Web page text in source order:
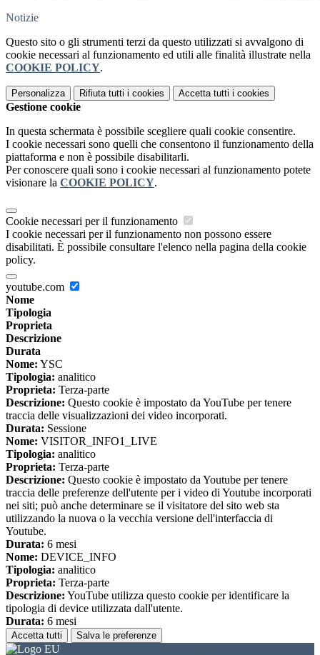
Notizie
Questo sito o gli strumenti terzi da questo utilizzati si avvalgono di
cookie necessari al funzionamento ed utili alle finalità illustrate nella
COOKIE POLICY.
Personalizza Rifiuta tutti i cookies Accetta tutti i cookies
Gestione cookie
In questa schermata è possibile scegliere quali cookie consentire.
I cookie necessari sono quelli che consentono il funzionamento della
piattaforma e non è possibile disabilitarli.
Per conoscere quali sono i cookie necessari al funzionamento potete
visionare la COOKIE POLICY.
Cookie necessari per il funzionamento
I cookie necessari per il funzionamento non possono essere
disabilitati. È possibile consultare l'elenco nella pagina della cookie
policy.
youtube.com
Nome
Tipologia
Proprieta
Descrizione
Durata
Nome: YSC
Tipologia: analitico
Proprieta: Terza-parte
Descrizione: Questo cookie è impostato da YouTube per tenere
traccia delle visualizzazioni dei video incorporati.
Durata: Sessione
Nome: VISITOR_INFO1_LIVE
Tipologia: analitico
Proprieta: Terza-parte
Descrizione: Questo cookie è impostato da Youtube per tenere
traccia delle preferenze dell'utente per i video di Youtube incorporati
nei siti; può anche determinare se il visitatore del sito web sta
utilizzando la nuova o la vecchia versione dell'interfaccia di
Youtube.
Durata: 6 mesi
Nome: DEVICE_INFO
Tipologia: analitico
Proprieta: Terza-parte
Descrizione: YouTube utilizza questo cookie per identificare la
tipologia di device utilizzata dall'utente.
Durata: 6 mesi
Accetta tutti Salva le preferenze